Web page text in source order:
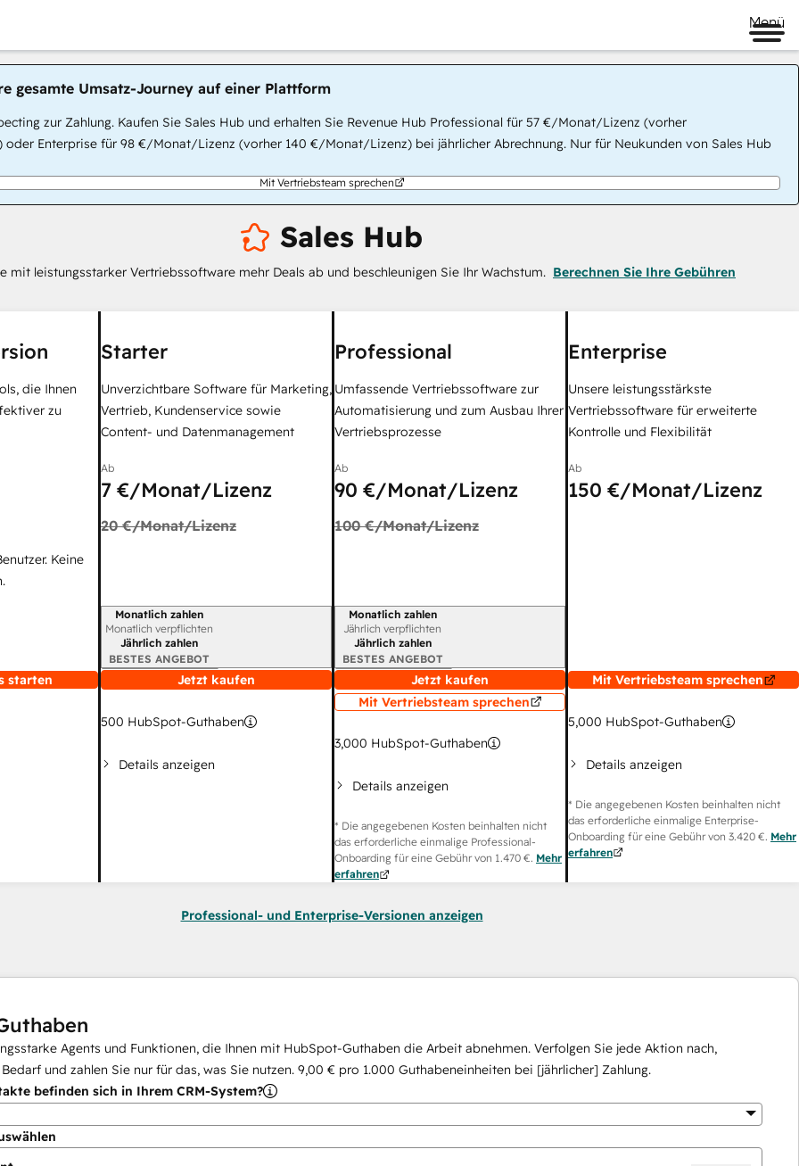
Menü
gesamte Umsatz-Journey auf einer Plattform
zur Zahlung. Kaufen Sie Sales Hub und erhalten Sie Revenue Hub Professional für 57 €/Monat/Lizenz (vorher
Enterprise für 98 €/Monat/Lizenz (vorher 140 €/Monat/Lizenz) bei jährlicher Abrechnung. Nur für Neukunden von Sales Hub
Mit Vertriebsteam sprechen
Sales Hub
mit leistungsstarker Vertriebssoftware mehr Deals ab und beschleunigen Sie Ihr Wachstum. Berechnen Sie Ihre Gebühren
die Ihnen
zu
Keine
starten
Starter
Unverzichtbare Software für Marketing,
Vertrieb, Kundenservice sowie
Content- und Datenmanagement
Ab
7 €/Monat/Lizenz
20 €/Monat/Lizenz
Abrechnungszeitraum
Monatlich zahlen
Monatlich verpflichten
Jährlich zahlen
BESTES ANGEBOT
Jetzt kaufen
500 HubSpot-Guthaben
Details anzeigen
Professional
Umfassende Vertriebssoftware zur
Automatisierung und zum Ausbau Ihrer
Vertriebsprozesse
Ab
90 €/Monat/Lizenz
100 €/Monat/Lizenz
Abrechnungszeitraum
Monatlich zahlen
Jährlich verpflichten
Jährlich zahlen
BESTES ANGEBOT
Jetzt kaufen
Mit Vertriebsteam sprechen
3,000 HubSpot-Guthaben
Details anzeigen
* Die angegebenen Kosten beinhalten nicht
das erforderliche einmalige Professional-
Onboarding für eine Gebühr von 1.470 €. Mehr
erfahren
Enterprise
Unsere leistungsstärkste
Vertriebssoftware für erweiterte
Kontrolle und Flexibilität
Ab
150 €/Monat/Lizenz
Mit Vertriebsteam sprechen
5,000 HubSpot-Guthaben
Details anzeigen
* Die angegebenen Kosten beinhalten nicht
das erforderliche einmalige Enterprise-
Onboarding für eine Gebühr von 3.420 €. Mehr
erfahren
Professional- und Enterprise-Versionen anzeigen
Agents und Funktionen, die Ihnen mit HubSpot-Guthaben die Arbeit abnehmen. Verfolgen Sie jede Aktion nach,
und zahlen Sie nur für das, was Sie nutzen. 9,00 € pro 1.000 Guthabeneinheiten bei [jährlicher] Zahlung.
befinden sich in Ihrem CRM-System?